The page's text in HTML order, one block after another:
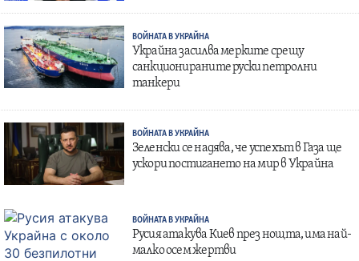
ВОЙНАТА В УКРАЙНА
Украйна засилва мерките срещу
санкционираните руски петролни
танкери
ВОЙНАТА В УКРАЙНА
Зеленски се надява, че успехът в Газа ще
ускори постигането на мир в Украйна
ВОЙНАТА В УКРАЙНА
Русия атакува Киев през нощта, има най-
малко осем жертви